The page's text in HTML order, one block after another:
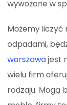
wywożone w
Możemy liczyć
odpadami,
warszawajest
wielu firm
rodzaju. Mogą